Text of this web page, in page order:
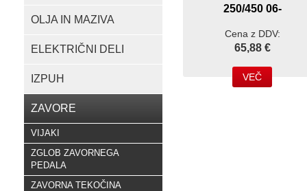
OLJA IN MAZIVA
ELEKTRIČNI DELI
IZPUH
ZAVORE
VIJAKI
ZGLOB ZAVORNEGA
PEDALA
ZAVORNA TEKOČINA
250/450 06-
Cena z DDV:
65,88 €
VEČ